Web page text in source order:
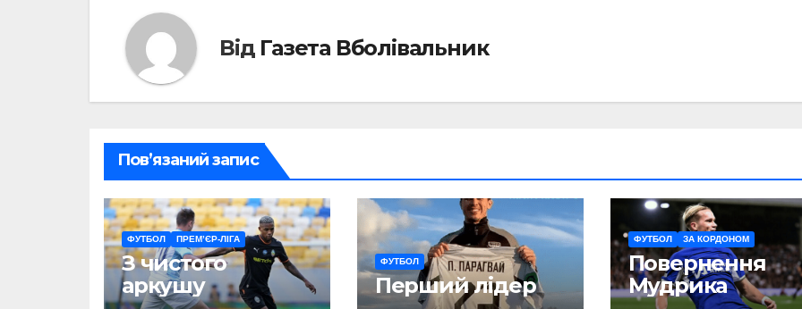
Від Газета Вболівальник
Пов’язаний запис
ФУТБОЛ ПРЕМ’ЄР-ЛІГА
З чистого
аркушу
ФУТБОЛ
Перший лідер
ФУТБОЛ ЗА КОРДОНОМ
Повернення
Мудрика